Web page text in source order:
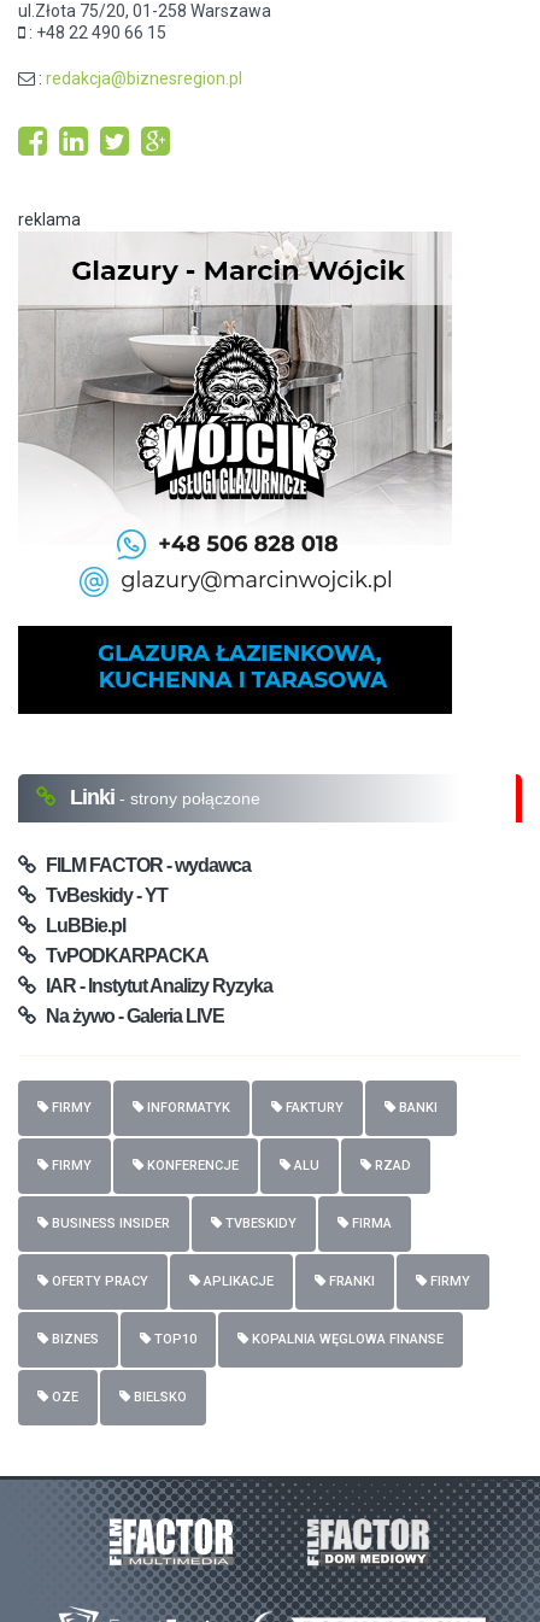
ul.Złota 75/20, 01-258 Warszawa
: +48 22 490 66 15
: redakcja@biznesregion.pl
reklama
Linki - strony połączone
FILM FACTOR - wydawca
TvBeskidy - YT
LuBBie.pl
TvPODKARPACKA
IAR - Instytut Analizy Ryzyka
Na żywo - Galeria LIVE
FIRMY INFORMATYK FAKTURY BANKI
FIRMY KONFERENCJE ALU RZAD
BUSINESS INSIDER TVBESKIDY FIRMA
OFERTY PRACY APLIKACJE FRANKI FIRMY
BIZNES TOP10 KOPALNIA WĘGLOWA FINANSE
OZE BIELSKO